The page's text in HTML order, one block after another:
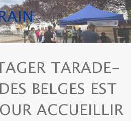
TARADE-
BELGES EST
ACCUEILLIR